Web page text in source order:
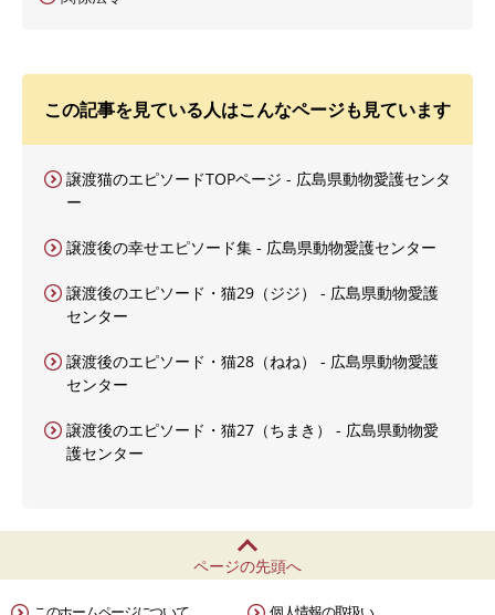
この記事を見ている人はこんなページも見ています
譲渡猫のエピソードTOPページ - 広島県動物愛護センタ
ー
譲渡後の幸せエピソード集 - 広島県動物愛護センター
譲渡後のエピソード・猫29（ジジ） - 広島県動物愛護
センター
譲渡後のエピソード・猫28（ねね） - 広島県動物愛護
センター
譲渡後のエピソード・猫27（ちまき） - 広島県動物愛
護センター
ページの先頭へ